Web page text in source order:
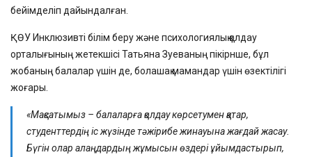
бейімделіп дайындалған.
ҚӨУ Инклюзивті білім беру және психологиялық қолдау
орталығының жетекшісі Татьяна Зуеваның пікірнше, бұл
жобаның балалар үшін де, болашақ мамандар үшін өзектілігі
жоғары.
«Мақсатымыз – балаларға қолдау көрсетумен қатар,
студенттердің іс жүзінде тәжірибе жинауына жағдай жасау.
Бүгін олар алаңдардың жұмысын өздері ұйымдастырып,